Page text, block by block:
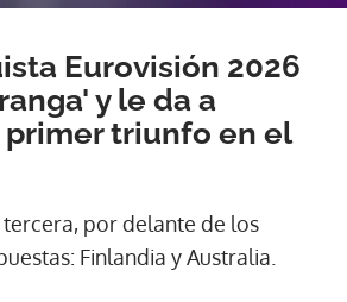
Eurovisión 2026
y le da a
primer triunfo en el
por delante de los
Finlandia y Australia.